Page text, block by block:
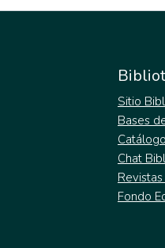
Sitio
Bases
Chat
Fondo